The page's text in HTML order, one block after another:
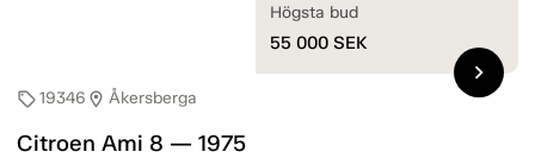
sell19346 location_on Åkersberga
Citroen Ami 8 — 1975
Högsta bud
55 000 SEK
chevron_right